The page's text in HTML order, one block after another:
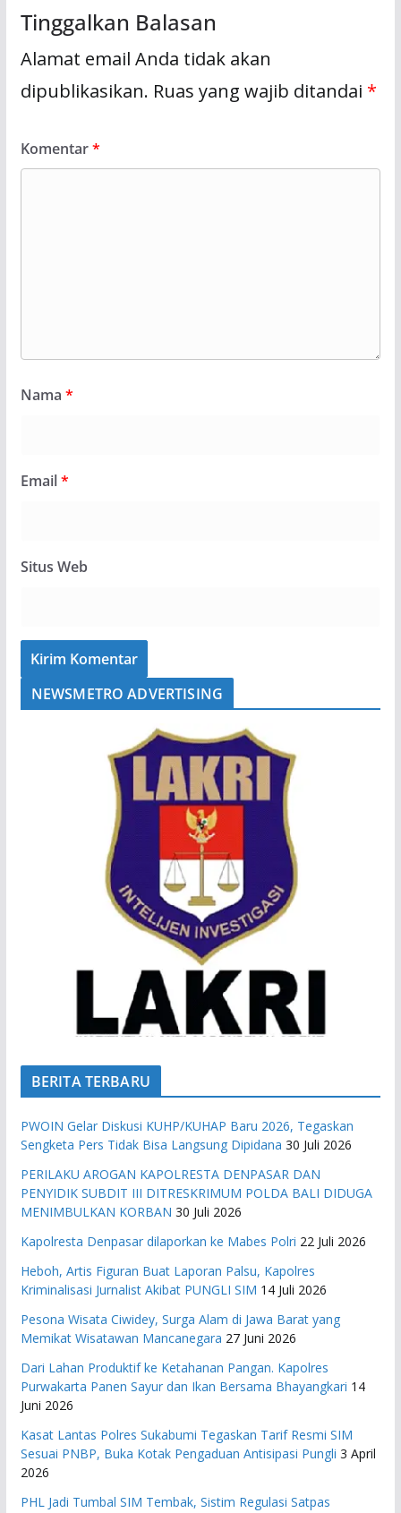
Tinggalkan Balasan
Alamat email Anda tidak akan
dipublikasikan. Ruas yang wajib ditandai *
Komentar*
Nama *
Email*
Situs Web
NEWSMETRO ADVERTISING
BERITA TERBARU
PWOIN Gelar Diskusi KUHP/KUHAP Baru 2026, Tegaskan
Sengketa Pers Tidak Bisa Langsung Dipidana 30 Juli 2026
PERILAKU AROGAN KAPOLRESTA DENPASAR DAN
PENYIDIK SUBDIT III DITRESKRIMUM POLDA BALI DIDUGA
MENIMBULKAN KORBAN 30 Juli 2026
Kapolresta Denpasar dilaporkan ke Mabes Polri 22 Juli 2026
Heboh, Artis Figuran Buat Laporan Palsu, Kapolres
Kriminalisasi Jurnalist Akibat PUNGLI SIM 14 Juli 2026
Pesona Wisata Ciwidey, Surga Alam di Jawa Barat yang
Memikat Wisatawan Mancanegara 27 Juni 2026
Dari Lahan Produktif ke Ketahanan Pangan. Kapolres
Purwakarta Panen Sayur dan Ikan Bersama Bhayangkari 14
Juni 2026
Kasat Lantas Polres Sukabumi Tegaskan Tarif Resmi SIM
Sesuai PNBP, Buka Kotak Pengaduan Antisipasi Pungli 3 April
2026
PHL Jadi Tumbal SIM Tembak, Sistim Regulasi Satpas